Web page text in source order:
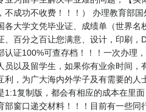
不成功不收费！！！） 办理教育部
各大学文凭毕业证、成绩单（世界
、百分之百让您满意、设计，印刷
认证100%可查存档！！！一次办理
员以及留学生，如果你有业余时间
利，为广大海内外学子及有需要的
1:1复制版，都会有相应的成本在
部窗口递交材料！！！目前有一些同